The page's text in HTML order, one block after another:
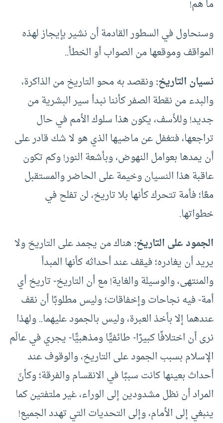
ما هم!
وسنحاول في السطور القادمة أن نشير بإيجاز لهذه
المواقف وموقعها من الصواب أو الخطأ..
نسيان التاريخ:ونقصد به محو التاريخ من الذاكرة،
والبدء من نقطة الصفر كأننا نبدأ سير البشرية من
جديد! وللأسف، يكون هذا سلوك الأمم في حال
تراجعها، فتغفل عن ماضيها الذي هو لا شك قادر على
أن يمدها بعوامل النهوض، وبأشعة النور! وكم تكون
عاقبة هذا النسيان وخيمة على الحاضر والمستقبل
معًا؛ فأمة تتحرك كأنها بلا تاريخ، لن تفلح في
خطواتها.
الجمود على التاريخ:هناك من يجمد على التاريخ ولا
يريد أن يغادره؛ فيقف عند أحداثه كأنها المبدأ
والمنتهى، والوسيلة والغاية! مع أن التاريخ- تاريخ أي
أمة- فيه نجاحات وإخفاقات؛ وليس مطلوبًا أن نقف
عندهما إلا بأخذ العبرة، وليس بالجمود عليهما.. ولهذا
نرى أن اختلافًا كبيرًا- طائفيًّا ومذهبيًّا- يجري في عالَم
الإسلام بسبب الجمود على التاريخ، والوقوف عند
أحداث بعينها كانت سببًا في الانقسام والفرقة؛ وكأنّ
المراد أن نظل مشدودين إلى الوراء، غير ملتفتين كما
ينبغي إلى الأمام، وإلى التحديات التي تهدد الجميع!